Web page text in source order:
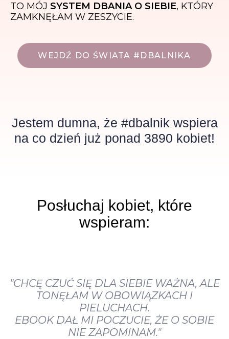
TO MÓJ SYSTEM DBANIA O SIEBIE, KTÓRY
ZAMKNĘŁAM W ZESZYCIE.
WEJDŹ DO ŚWIATA #DBALNIKA
Jestem dumna, że #dbalnik wspiera
na co dzień już ponad 3890 kobiet!
Posłuchaj kobiet, które
wspieram:
"CHCĘ CZUĆ SIĘ DLA SIEBIE WAŻNA, ALE
TONĘŁAM W OBOWIĄZKACH I
PIELUCHACH.
EBOOK DAŁ MI POCZUCIE, ŻE O SOBIE
NIE ZAPOMINAM."